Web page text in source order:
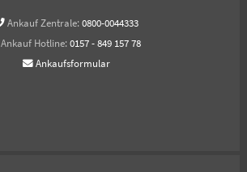
Ankauf Zentrale: 0800-0044333
Ankauf Hotline: 0157 - 849 157 78
Ankaufsformular